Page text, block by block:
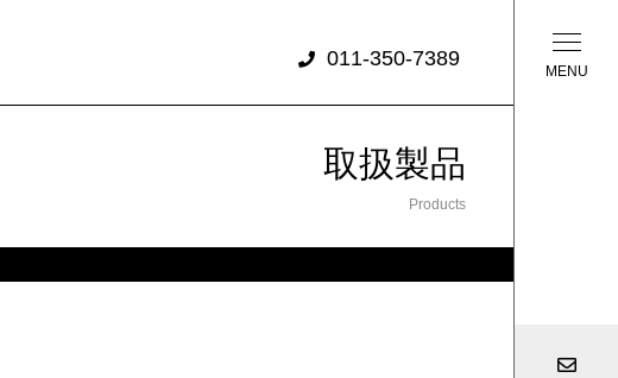
011-350-7389
取扱製品
Products